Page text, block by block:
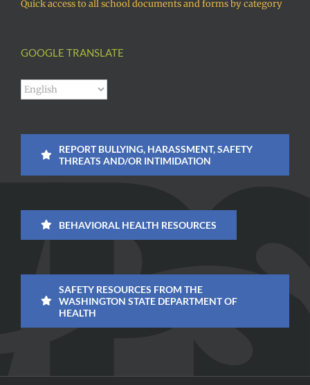
Quick access to all school documents and forms by category
GOOGLE TRANSLATE
REPORT BULLYING, HARASSMENT, SAFETY
THREATS AND/OR INTIMIDATION
BEHAVIORAL HEALTH RESOURCES
SAFETY RESOURCES FROM THE
WASHINGTON STATE DEPARTMENT OF
HEALTH